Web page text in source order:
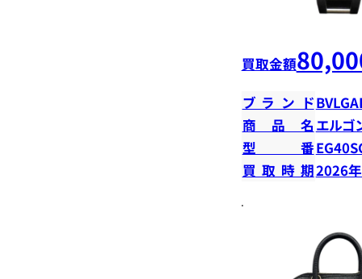
買取金額
ブランド
商品名 エルゴ
型番
買取時期2026